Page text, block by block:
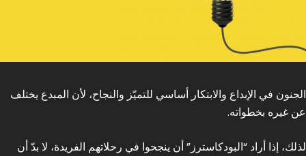
الجنون في الإبداع والابتكار أساسي للتميّز والنجاح، لأن المبدع يختلف
عن غيره بخطواته.
لذلك، إذا أراد “البودكاسترز” أن ينجحوا في رحلاتهم الفريدة، لا بدّ أن